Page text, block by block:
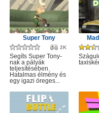
Super Tony
2K
Segíts Super Tony-
nak a pályák
teljesítésében.
Hatalmas élmény és
egy igazi öreges...